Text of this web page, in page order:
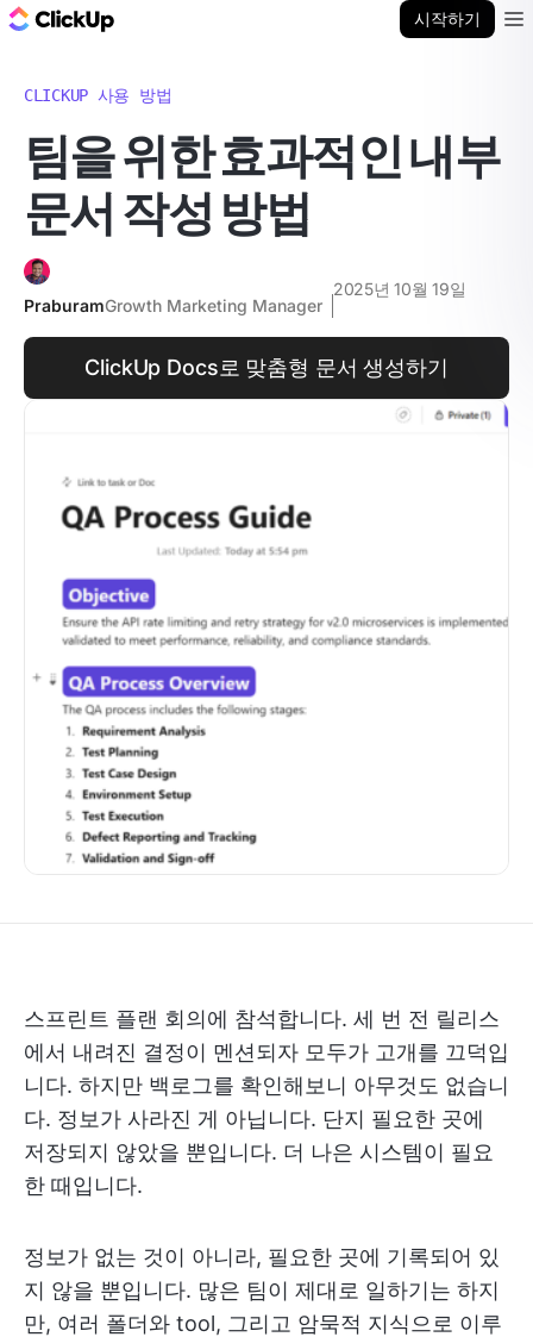
시작하기
CLICKUP 사용 방법
팀을 위한 효과적인 내부
문서 작성 방법
PraburamGrowth Marketing Manager
2025년 10월 19일
ClickUp Docs로 맞춤형 문서 생성하기
스프린트 플랜 회의에 참석합니다. 세 번 전 릴리스
에서 내려진 결정이 멘션되자 모두가 고개를 끄덕입
니다. 하지만 백로그를 확인해보니 아무것도 없습니
다. 정보가 사라진 게 아닙니다. 단지 필요한 곳에
저장되지 않았을 뿐입니다. 더 나은 시스템이 필요
한 때입니다.
정보가 없는 것이 아니라, 필요한 곳에 기록되어 있
지 않을 뿐입니다. 많은 팀이 제대로 일하기는 하지
만, 여러 폴더와 tool, 그리고 암묵적 지식으로 이루